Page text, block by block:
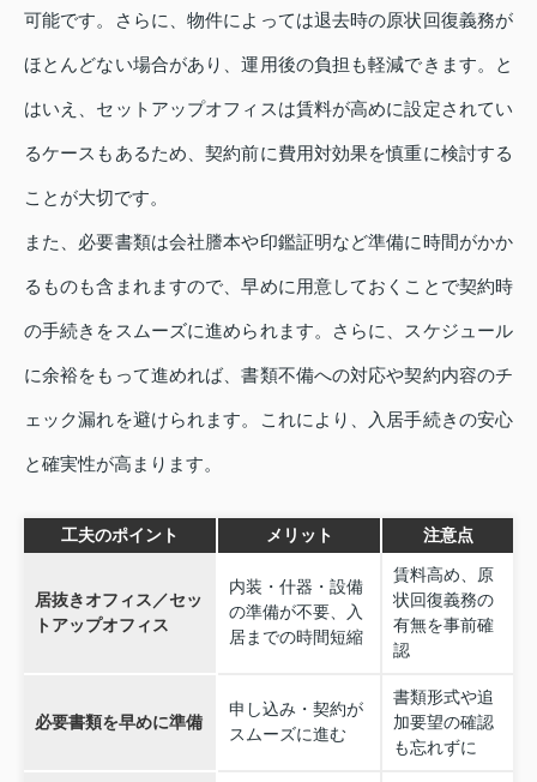
可能です。さらに、物件によっては退去時の原状回復義務が
ほとんどない場合があり、運用後の負担も軽減できます。と
はいえ、セットアップオフィスは賃料が高めに設定されてい
るケースもあるため、契約前に費用対効果を慎重に検討する
ことが大切です。
また、必要書類は会社謄本や印鑑証明など準備に時間がかか
るものも含まれますので、早めに用意しておくことで契約時
の手続きをスムーズに進められます。さらに、スケジュール
に余裕をもって進めれば、書類不備への対応や契約内容のチ
ェック漏れを避けられます。これにより、入居手続きの安心
と確実性が高まります。
工夫のポイント メリット 注意点
居抜きオフィス／セッ
トアップオフィス
内装・什器・設備
の準備が不要、入
居までの時間短縮
賃料高め、原
状回復義務の
有無を事前確
認
必要書類を早めに準備
申し込み・契約が
スムーズに進む
書類形式や追
加要望の確認
も忘れずに